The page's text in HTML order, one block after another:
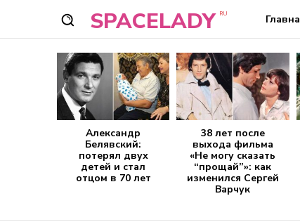
SPACELADY RU
Александр
Белявский:
потерял двух
детей и стал
отцом в 70 лет
38 лет после
выхода фильма
«Не могу сказать
“прощай”»: как
изменился Сергей
Варчук